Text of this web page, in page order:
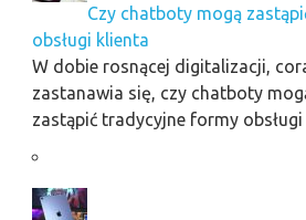
Czy chatboty mogą
obsługi klienta
W dobie rosnącej digitalizacji,
zastanawia się, czy chatboty
zastąpić tradycyjne formy obsługi